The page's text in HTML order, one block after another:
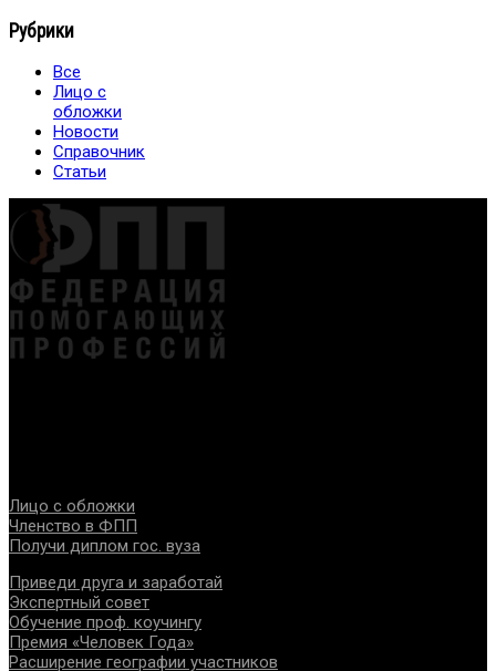
Рубрики
Все
Лицо с
обложки
Новости
Справочник
Статьи
Лицо с обложки
Членство в ФПП
Получи диплом гос. вуза
Приведи друга и заработай
Экспертный совет
Обучение проф. коучингу
Премия «Человек Года»
Расширение географии участников